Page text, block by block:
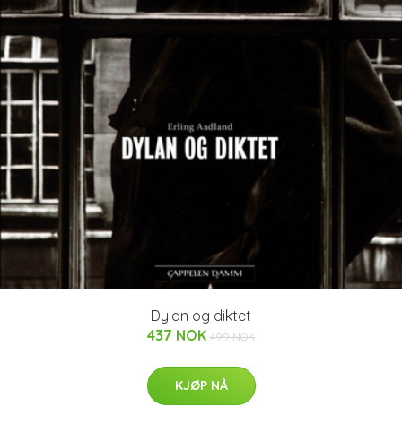
Dylan og diktet
437 NOK 499 NOK
KJØP NÅ